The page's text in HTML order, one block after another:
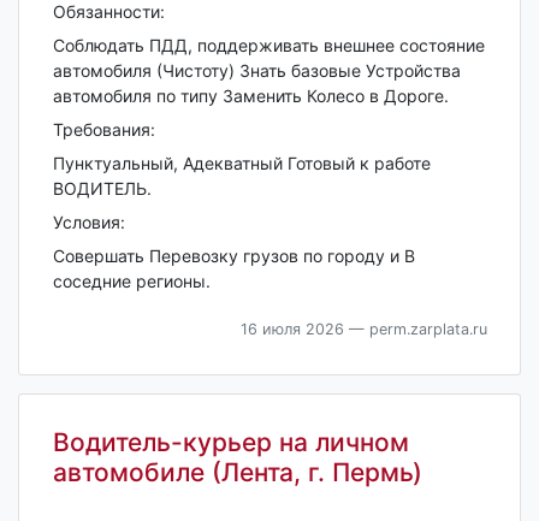
Обязанности:
Соблюдать ПДД, поддерживать внешнее состояние
автомобиля (Чистоту) Знать базовые Устройства
автомобиля по типу Заменить Колесо в Дороге.
Требования:
Пунктуальный, Адекватный Готовый к работе
ВОДИТЕЛЬ.
Условия:
Совершать Перевозку грузов по городу и В
соседние регионы.
16 июля 2026 — perm.zarplata.ru
Водитель-курьер на личном
автомобиле (Лента, г. Пермь)